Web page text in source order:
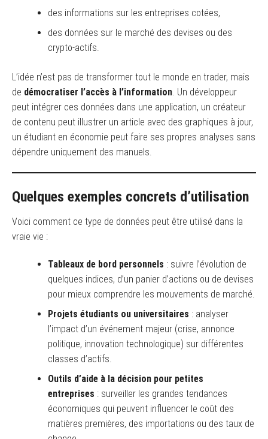
des informations sur les entreprises cotées,
des données sur le marché des devises ou des
crypto-actifs.
L’idée n’est pas de transformer tout le monde en trader, mais
de démocratiser l’accès à l’information. Un développeur
peut intégrer ces données dans une application, un créateur
de contenu peut illustrer un article avec des graphiques à jour,
un étudiant en économie peut faire ses propres analyses sans
dépendre uniquement des manuels.
Quelques exemples concrets d’utilisation
Voici comment ce type de données peut être utilisé dans la
vraie vie :
Tableaux de bord personnels : suivre l’évolution de
quelques indices, d’un panier d’actions ou de devises
pour mieux comprendre les mouvements de marché.
Projets étudiants ou universitaires : analyser
l’impact d’un événement majeur (crise, annonce
politique, innovation technologique) sur différentes
classes d’actifs.
Outils d’aide à la décision pour petites
entreprises : surveiller les grandes tendances
économiques qui peuvent influencer le coût des
matières premières, des importations ou des taux de